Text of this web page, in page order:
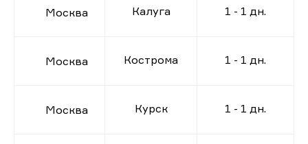
Москва Калуга 1 - 1 дн.
Москва Кострома 1 - 1 дн.
Москва Курск 1 - 1 дн.